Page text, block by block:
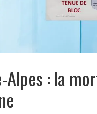
Alpes : la